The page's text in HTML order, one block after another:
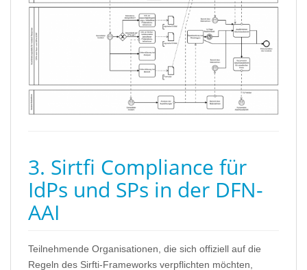
3. Sirtfi Compliance für
IdPs und SPs in der DFN-
AAI
Teilnehmende Organisationen, die sich offiziell auf die
Regeln des Sirfti-Frameworks verpflichten möchten,